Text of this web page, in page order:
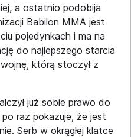
a ostatnio podobija
Babilon MMA jest
pojedynkach i ma na
do najlepszego starcia
którą stoczył z
już sobie prawo do
raz pokazuje, że jest
Serb w okrągłej klatce